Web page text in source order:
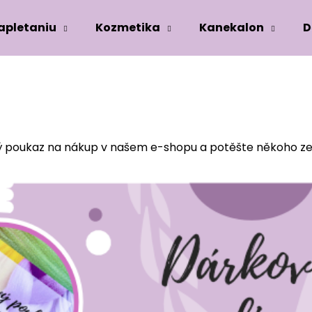
Kozmetika Kanekalon
poukaz na nákup v našem e-shopu a potěšte někoho